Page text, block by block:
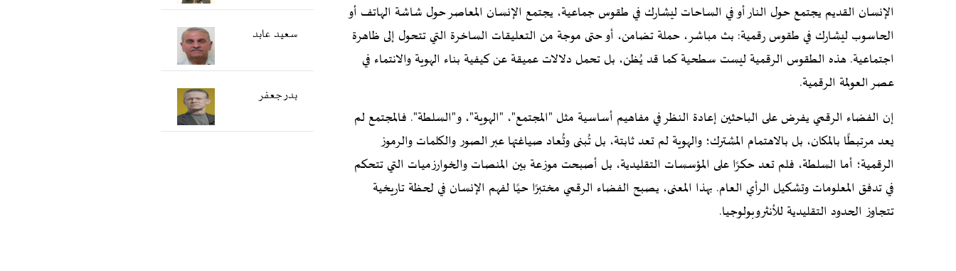
الإنسان القديم يجتمع حول النار أو في الساحات ليشارك في طقوس جماعية، يجتمع الإنسان المعاصر حول شاشة الهاتف أو
الحاسوب ليشارك في طقوس رقمية: بث مباشر، حملة تضامن، أو حتى موجة من التعليقات الساخرة التي تتحول إلى ظاهرة
اجتماعية. هذه الطقوس الرقمية ليست سطحية كما قد يُظن، بل تحمل دلالات عميقة عن كيفية بناء الهوية والانتماء في
عصر العولمة الرقمية.
إن الفضاء الرقمي يفرض على الباحثين إعادة النظر في مفاهيم أساسية مثل "المجتمع"، "الهوية"، و"السلطة". فالمجتمع لم
يعد مرتبطًا بالمكان، بل بالاهتمام المشترك؛ والهوية لم تعد ثابتة، بل تُبنى وتُعاد صياغتها عبر الصور والكلمات والرموز
الرقمية؛ أما السلطة، فلم تعد حكرًا على المؤسسات التقليدية، بل أصبحت موزعة بين المنصات والخوارزميات التي تتحكم
في تدفق المعلومات وتشكيل الرأي العام. بهذا المعنى، يصبح الفضاء الرقمي مختبرًا حيًا لفهم الإنسان في لحظة تاريخية
تتجاوز الحدود التقليدية للأنثروبولوجيا.
سعید عابد
بدر جعفر